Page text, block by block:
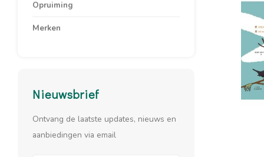
Opruiming
Merken
Nieuwsbrief
Ontvang de laatste updates, nieuws en
aanbiedingen via email